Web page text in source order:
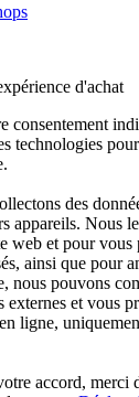
d'achat
consentement
technologies
des
appareils. Nous
web et pour
ainsi que pour
nous pouvons
externes et vous
ligne,
accord, merci